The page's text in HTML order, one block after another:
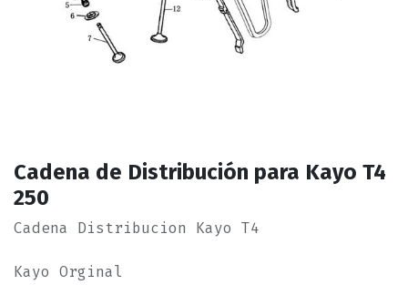
Cadena de Distribución para Kayo T4
250
Cadena Distribucion Kayo T4
Kayo Orginal